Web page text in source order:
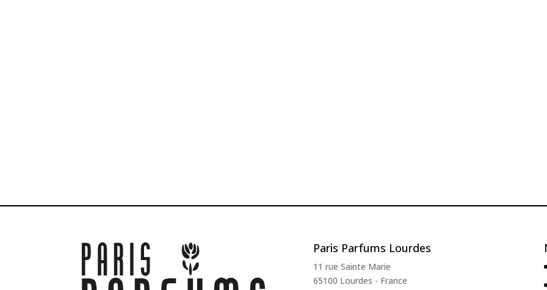
Paris Parfums Lourdes
11 rue Sainte Marie
65100 Lourdes - France